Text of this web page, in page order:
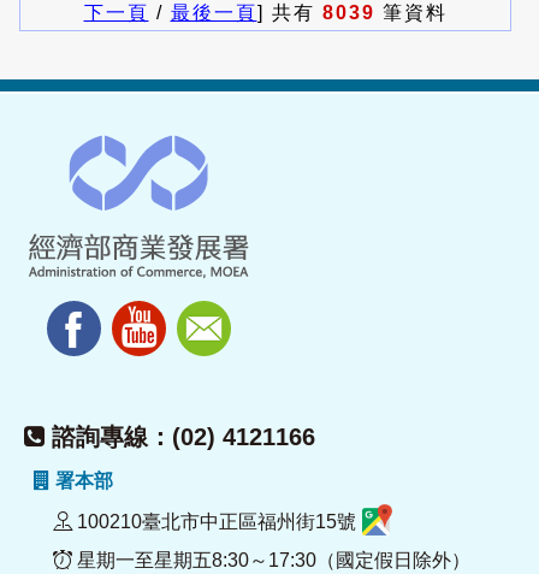
下一頁 / 最後一頁] 共有 8039 筆資料
諮詢專線：(02) 4121166
署本部
100210臺北市中正區福州街15號
星期一至星期五8:30～17:30（國定假日除外）